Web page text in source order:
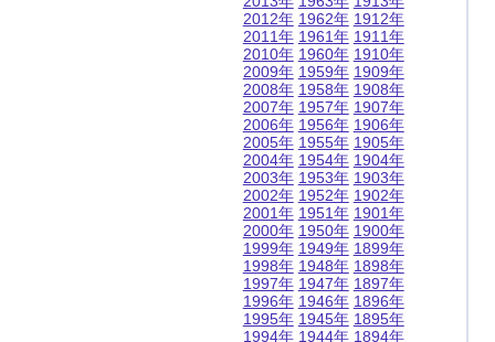
2012年
2011年
2010年
2009年
2008年
2007年
2006年
2005年
2004年
2003年
2002年
2001年
2000年
1999年
1998年
1997年
1996年
1995年
1994年
1962年
1961年
1960年
1959年
1958年
1957年
1956年
1955年
1954年
1953年
1952年
1951年
1950年
1949年
1948年
1947年
1946年
1945年
1944年
1912年
1911年
1910年
1909年
1908年
1907年
1906年
1905年
1904年
1903年
1902年
1901年
1900年
1899年
1898年
1897年
1896年
1895年
1894年